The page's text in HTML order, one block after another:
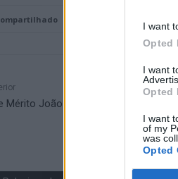
I want
Opted
I want
Opted
I want
of my
was
Opted
Mérito João Lopes” atribuída a Mónica